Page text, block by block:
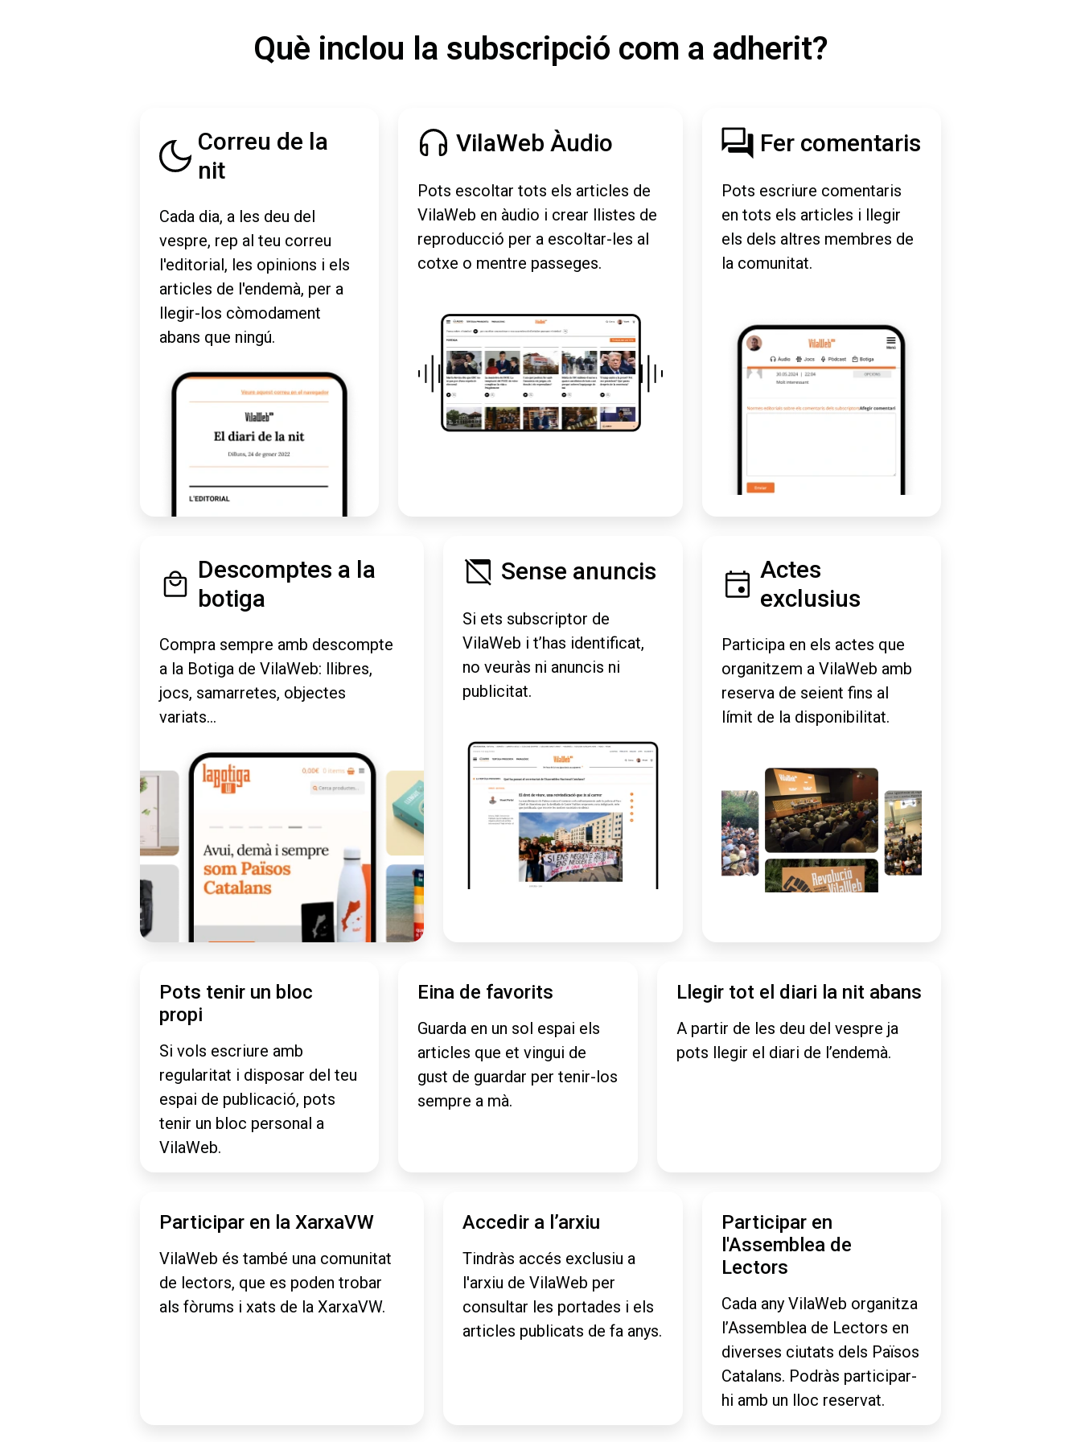
Què inclou la subscripció com a adherit?
Correu de la
nit
Cada dia, a les deu del
vespre, rep al teu correu
l'editorial, les opinions i els
articles de l'endemà, per a
llegir-los còmodament
abans que ningú.
VilaWeb Àudio
Pots escoltar tots els articles de
VilaWeb en àudio i crear llistes de
reproducció per a escoltar-les al
cotxe o mentre passeges.
Fer comentaris
Pots escriure comentaris
en tots els articles i llegir
els dels altres membres de
la comunitat.
Descomptes a la
botiga
Compra sempre amb descompte
a la Botiga de VilaWeb: llibres,
jocs, samarretes, objectes
variats...
Sense anuncis
Si ets subscriptor de
VilaWeb i t’has identificat,
no veuràs ni anuncis ni
publicitat.
Actes
exclusius
Participa en els actes que
organitzem a VilaWeb amb
reserva de seient fins al
límit de la disponibilitat.
Pots tenir un bloc
propi
Si vols escriure amb
regularitat i disposar del teu
espai de publicació, pots
tenir un bloc personal a
VilaWeb.
Eina de favorits
Guarda en un sol espai els
articles que et vingui de
gust de guardar per tenir-los
sempre a mà.
Llegir tot el diari la nit abans
A partir de les deu del vespre ja
pots llegir el diari de l’endemà.
Participar en la XarxaVW
VilaWeb és també una comunitat
de lectors, que es poden trobar
als fòrums i xats de la XarxaVW.
Accedir a l’arxiu
Tindràs accés exclusiu a
l'arxiu de VilaWeb per
consultar les portades i els
articles publicats de fa anys.
Participar en
l'Assemblea de
Lectors
Cada any VilaWeb organitza
l’Assemblea de Lectors en
diverses ciutats dels Països
Catalans. Podràs participar-
hi amb un lloc reservat.